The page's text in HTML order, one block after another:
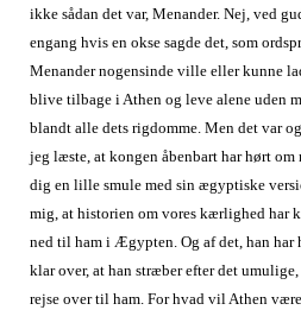
ikke sådan det var, Menander. Nej, ved
engang hvis en okse sagde det, som
Menander nogensinde ville eller kunne
blive tilbage i Athen og leve alene uden
blandt alle dets rigdomme. Men det var
jeg læste, at kongen åbenbart har hørt
dig en lille smule med sin ægyptiske
mig, at historien om vores kærlighed har
ned til ham i Ægypten. Og af det, han har
klar over, at han stræber efter det
rejse over til ham. For hvad vil Athen